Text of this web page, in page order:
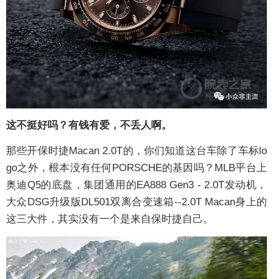
这不挺好吗？有钱有爱，不丢人啊。
那些开保时捷Macan 2.0T的，你们知道这台车除了车标lo
go之外，根本没有任何PORSCHE的基因吗？MLB平台上
奥迪Q5的底盘，集团通用的EA888 Gen3 - 2.0T发动机，
大众DSG升级版DL501双离合变速箱--2.0T Macan身上的
这三大件，其实没有一个是来自保时捷自己。